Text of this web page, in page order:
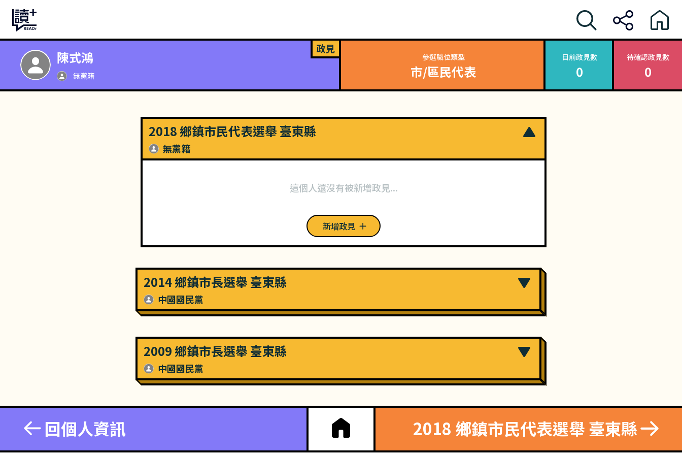
陳式鴻
無黨籍
政見
參選職位類型
市/區民代表
目前政見數
0
待確認政見數
0
2018 鄉鎮市民代表選舉 臺東縣
無黨籍
這個人還沒有被新增政見...
新增政見
2014 鄉鎮市長選舉 臺東縣
中國國民黨
2009 鄉鎮市長選舉 臺東縣
中國國民黨
回個人資訊 2018 鄉鎮市民代表選舉 臺東縣